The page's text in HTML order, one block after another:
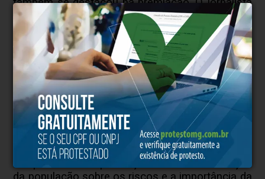
também se destacou na premiação. O jornalista
Júlio Vieira, da rádio 98 News, venceu na
categoria Rádio, e Henrique Mattede, do canal
no YouTube Mundo da Elétrica, recebeu menção
honrosa em Mídia Digital Vídeo.
Sobre a Abracopel
A Associação Brasileira de Conscientização para
os Perigos da Eletricidade (Abracopel) foi
fundada em 2005 com o objetivo de prevenir
acidentes relacionados ao uso inadequado da
eletricidade. A entidade atua de forma
independente na promoção da conscientização